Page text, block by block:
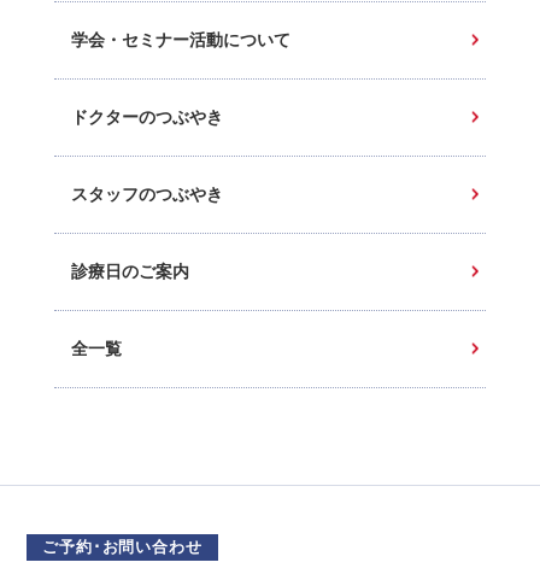
学会・セミナー活動について
ドクターのつぶやき
スタッフのつぶやき
診療日のご案内
全一覧
ご予約･お問い合わせ